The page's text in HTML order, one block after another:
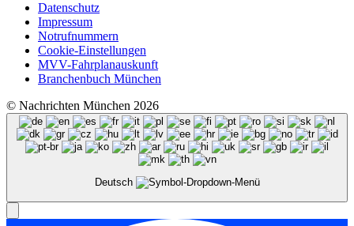
Datenschutz
Impressum
Notrufnummern
Cookie-Einstellungen
MVV-Fahrplanauskunft
Branchenbuch München
© Nachrichten München 2026
Deutsch